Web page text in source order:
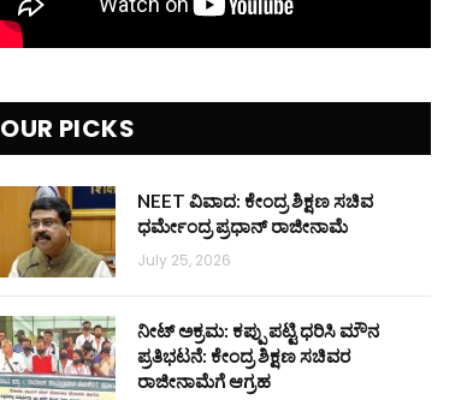
OUR PICKS
NEET ವಿವಾದ: ಕೇಂದ್ರ ಶಿಕ್ಷಣ ಸಚಿವ
ಧರ್ಮೇಂದ್ರ ಪ್ರಧಾನ್ ರಾಜೀನಾಮೆ
July 25, 2026
ನೀಟ್ ಅಕ್ರಮ: ಕಪ್ಪು ಪಟ್ಟಿ ಧರಿಸಿ ಮೌನ
ಪ್ರತಿಭಟನೆ: ಕೇಂದ್ರ ಶಿಕ್ಷಣ ಸಚಿವರ
ರಾಜೀನಾಮೆಗೆ ಆಗ್ರಹ